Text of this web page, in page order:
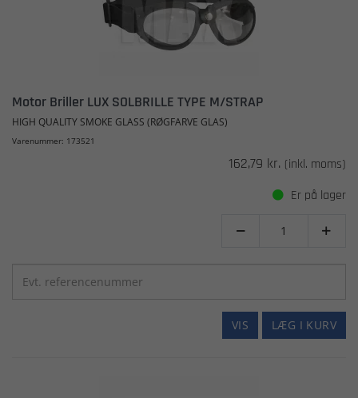
Motor Briller LUX SOLBRILLE TYPE M/STRAP
HIGH QUALITY SMOKE GLASS (RØGFARVE GLAS)
Varenummer: 173521
162,79 kr. (inkl. moms)
Er på lager
 
LÆG I KURV
VIS